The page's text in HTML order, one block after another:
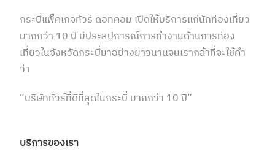
กระบี่แพ็คเกจทัวร์ ดอทคอม เปิดให้บริการแก่นักท่องเที่ยว
มากกว่า 10 ปี มีประสปการณ์การทำงานด้านการท่อง
เที่ยวในจังหวัดกระบี่มาอย่างยาวนานจนเรากล้าที่จะใช้คำ
ว่า
“บริษัททัวร์ที่ดีที่สุดในกระบี่ มากกว่า 10 ปี”
บริการของเรา